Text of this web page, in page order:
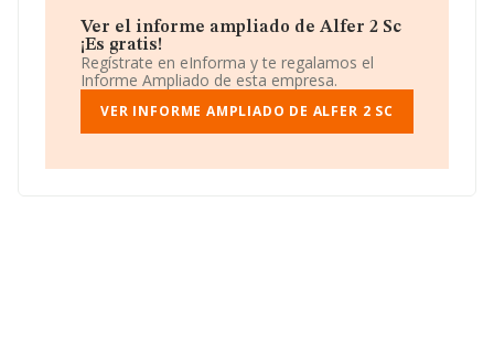
Sociedad civil.
Ver el informe ampliado de Alfer 2 Sc
¡Es gratis!
Regístrate en eInforma y te regalamos el
Informe Ampliado de esta empresa.
VER INFORME AMPLIADO DE ALFER 2 SC